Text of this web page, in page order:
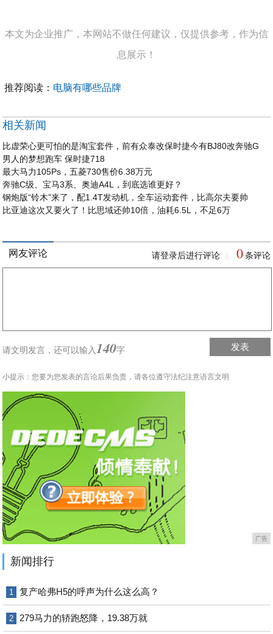
本文为企业推广，本网站不做任何建议，仅提供参考，作为信
息展示！
推荐阅读： 电脑有哪些品牌
相关新闻
比虚荣心更可怕的是淘宝套件，前有众泰改保时捷今有BJ80改奔驰G
男人的梦想跑车 保时捷718
最大马力105Ps，五菱730售价6.38万元
奔驰C级、宝马3系、奥迪A4L，到底选谁更好？
钢炮版“铃木”来了，配1.4T发动机，全车运动套件，比高尔夫要帅
比亚迪这次又要火了！比思域还帅10倍，油耗6.5L，不足6万
网友评论 请登录后进行评论 0 条评论
请文明发言，还可以输入 140字 发表
小提示：您要为您发表的言论后果负责，请各位遵守法纪注意语言文明
广告
新闻排行
1 复产哈弗H5的呼声为什么这么高？
2 279马力的轿跑怒降，19.38万就